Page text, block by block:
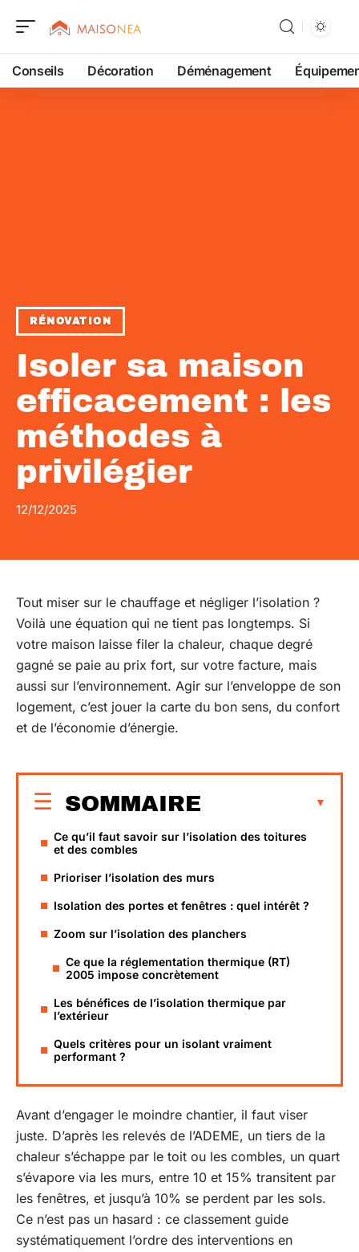
Conseils Décoration Déménagement
RÉNOVATION
Isoler sa maison
efficacement : les
méthodes à
privilégier
12/12/2025
Tout miser sur le chauffage et négliger l’isolation ?
Voilà une équation qui ne tient pas longtemps. Si
votre maison laisse filer la chaleur, chaque degré
gagné se paie au prix fort, sur votre facture, mais
aussi sur l’environnement. Agir sur l’enveloppe de son
logement, c’est jouer la carte du bon sens, du confort
et de l’économie d’énergie.
SOMMAIRE
Ce qu’il faut savoir sur l’isolation des toitures
et des combles
Prioriser l’isolation des murs
Isolation des portes et fenêtres : quel intérêt ?
Zoom sur l’isolation des planchers
Ce que la réglementation thermique (RT)
2005 impose concrètement
Les bénéfices de l’isolation thermique par
l’extérieur
Quels critères pour un isolant vraiment
performant ?
Avant d’engager le moindre chantier, il faut viser
juste. D’après les relevés de l’ADEME, un tiers de la
chaleur s’échappe par le toit ou les combles, un quart
s’évapore via les murs, entre 10 et 15% transitent par
les fenêtres, et jusqu’à 10% se perdent par les sols.
Ce n’est pas un hasard : ce classement guide
systématiquement l’ordre des interventions en